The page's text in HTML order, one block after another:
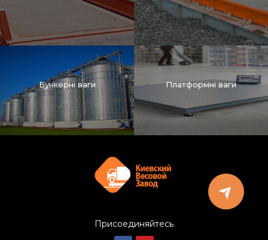
Бункерні ваги Платформні ваги
Присоединяйтесь